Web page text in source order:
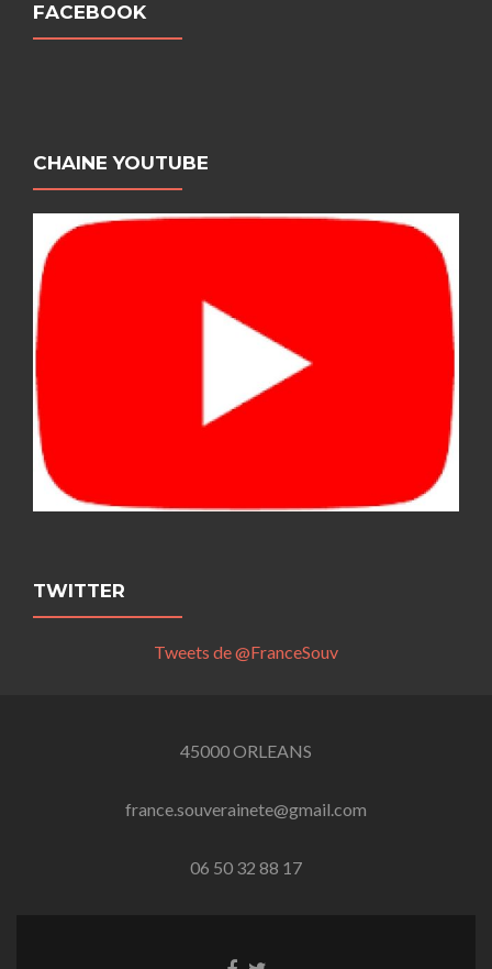
FACEBOOK
CHAINE YOUTUBE
TWITTER
Tweets de @FranceSouv
45000 ORLEANS
france.souverainete@gmail.com
06 50 32 88 17